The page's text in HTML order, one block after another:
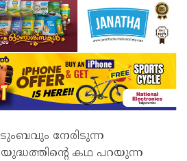
നേരിടുന്ന
കഥ പറയുന്ന